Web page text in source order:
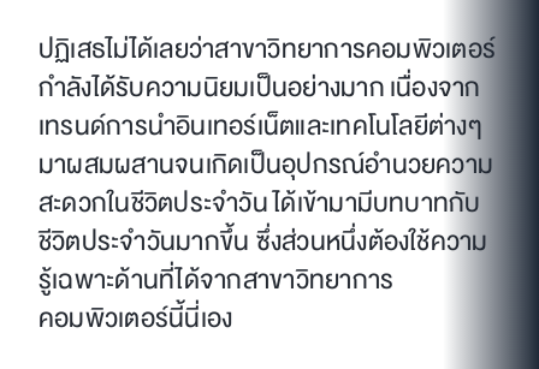
ปฏิเสธไม่ได้เลยว่าสาขาวิทยาการคอมพิวเตอร์
กำลังได้รับความนิยมเป็นอย่างมาก เนื่องจาก
เทรนด์การนำอินเทอร์เน็ตและเทคโนโลยีต่างๆ
มาผสมผสานจนเกิดเป็นอุปกรณ์อำนวยความ
สะดวกในชีวิตประจำวัน ได้เข้ามามีบทบาทกับ
ชีวิตประจำวันมากขึ้น ซึ่งส่วนหนึ่งต้องใช้ความ
รู้เฉพาะด้านที่ได้จากสาขาวิทยาการ
คอมพิวเตอร์นี้นี่เอง